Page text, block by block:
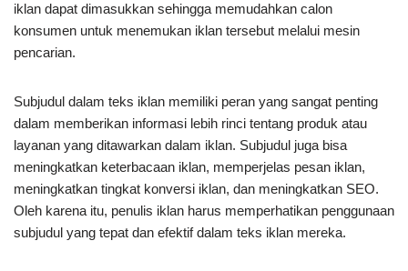
iklan dapat dimasukkan sehingga memudahkan calon
konsumen untuk menemukan iklan tersebut melalui mesin
pencarian.
Subjudul dalam teks iklan memiliki peran yang sangat penting
dalam memberikan informasi lebih rinci tentang produk atau
layanan yang ditawarkan dalam iklan. Subjudul juga bisa
meningkatkan keterbacaan iklan, memperjelas pesan iklan,
meningkatkan tingkat konversi iklan, dan meningkatkan SEO.
Oleh karena itu, penulis iklan harus memperhatikan penggunaan
subjudul yang tepat dan efektif dalam teks iklan mereka.